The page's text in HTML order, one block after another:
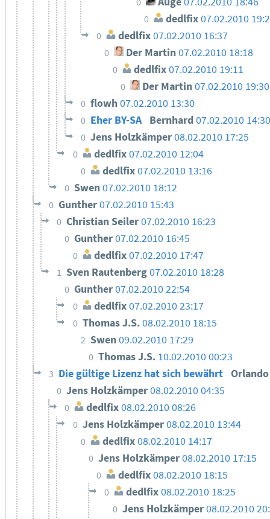
0 dedlfix07.02.2010
0 dedlfix07.02.2010 16:37
0 Der Martin07.02.2010 18:18
0 dedlfix07.02.2010 19:11
0 Der Martin 07.02.2010 19:30
0 flowh07.02.2010 13:30
0 Eher BY-SA Bernhard 07.02.2010 14:30
0 Jens Holzkämper08.02.2010 17:25
0 dedlfix07.02.2010 12:04
0 dedlfix 07.02.2010 13:16
0 Swen07.02.2010 18:12
0 Gunther07.02.2010 15:43
0 Christian Seiler07.02.2010 16:23
0 Gunther07.02.2010 16:45
0 dedlfix07.02.2010 17:47
1 Sven Rautenberg07.02.2010 18:28
0 Gunther07.02.2010 22:54
0 dedlfix07.02.2010 23:17
0 Thomas J.S.08.02.2010 18:15
2 Swen09.02.2010 17:29
0 Thomas J.S. 10.02.2010 00:23
3 Die gültige Lizenz hat sich bewährt
0 Jens Holzkämper08.02.2010 04:35
0 dedlfix08.02.2010 08:26
0 Jens Holzkämper08.02.2010 13:44
0 dedlfix 08.02.2010 14:17
0 Jens Holzkämper08.02.2010 17:15
0 dedlfix08.02.2010 18:15
0 dedlfix08.02.2010 18:25
0 Jens Holzkämper08.02.2010